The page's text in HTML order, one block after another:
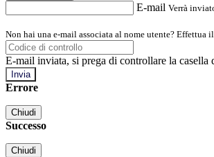
E-mail Verrà
Non hai una e-mail associata al nome utente? Effettua
E-mail inviata, si prega di controllare la casella
Errore
Chiudi
Successo
Chiudi